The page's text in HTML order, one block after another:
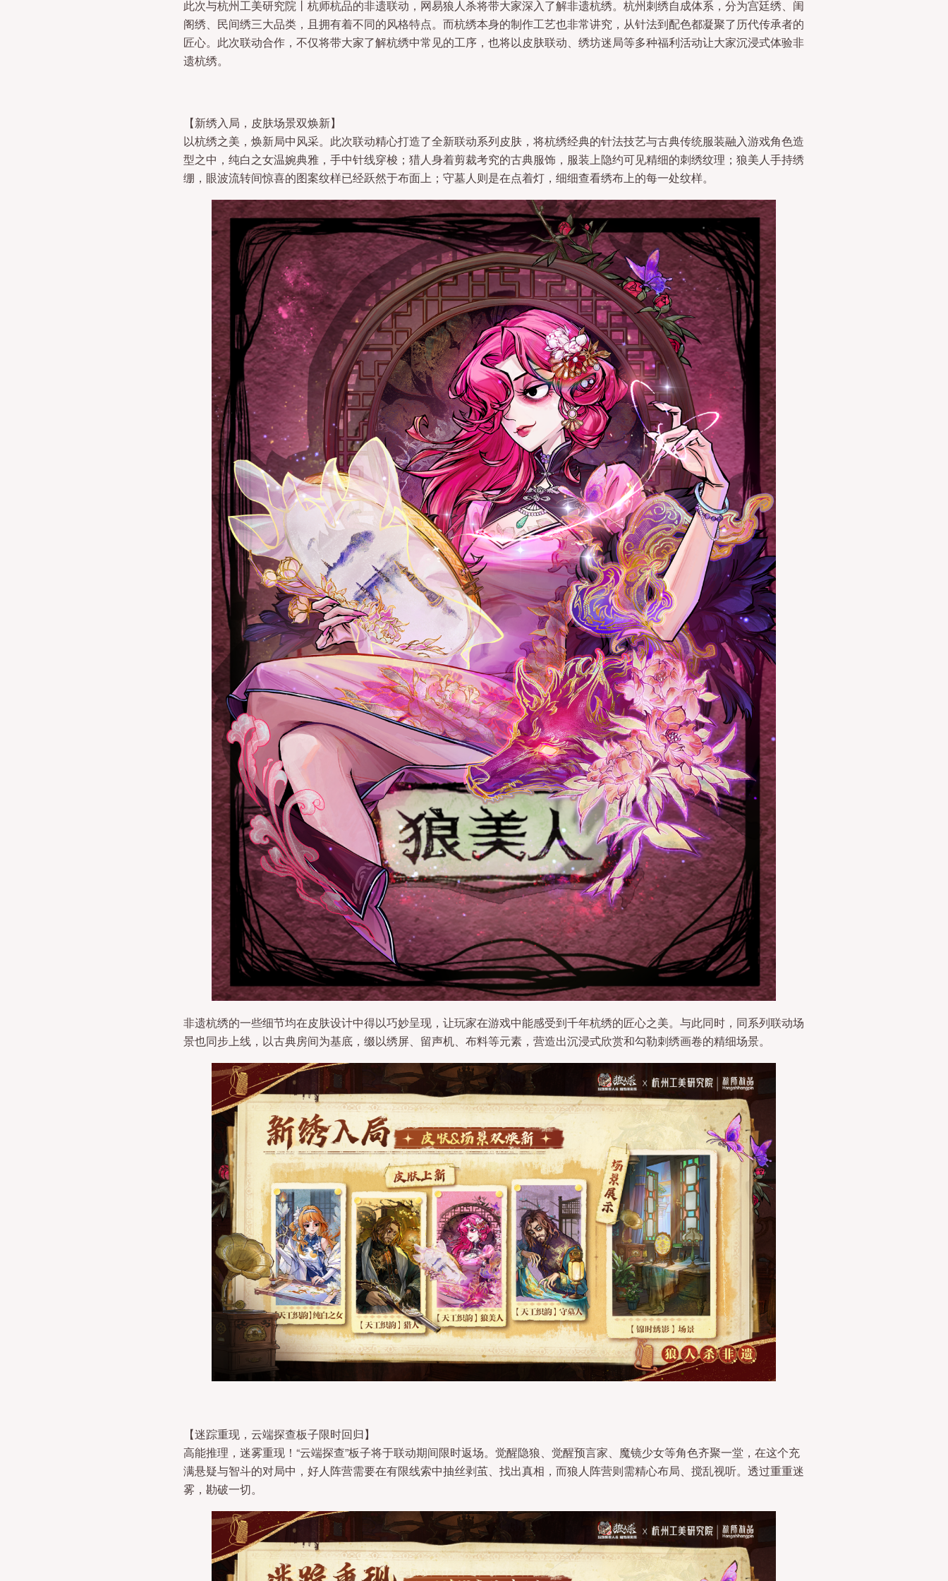
此次与杭州工美研究院丨杭师杭品的非遗联动，网易狼人杀将带大家深入了解非遗杭绣。杭州刺绣自成体系，分为宫廷绣、闺
阁绣、民间绣三大品类，且拥有着不同的风格特点。而杭绣本身的制作工艺也非常讲究，从针法到配色都凝聚了历代传承者的
匠心。此次联动合作，不仅将带大家了解杭绣中常见的工序，也将以皮肤联动、绣坊迷局等多种福利活动让大家沉浸式体验非
遗杭绣。
【新绣入局，皮肤场景双焕新】
以杭绣之美，焕新局中风采。此次联动精心打造了全新联动系列皮肤，将杭绣经典的针法技艺与古典传统服装融入游戏角色造
型之中，纯白之女温婉典雅，手中针线穿梭；猎人身着剪裁考究的古典服饰，服装上隐约可见精细的刺绣纹理；狼美人手持绣
绷，眼波流转间惊喜的图案纹样已经跃然于布面上；守墓人则是在点着灯，细细查看绣布上的每一处纹样。
非遗杭绣的一些细节均在皮肤设计中得以巧妙呈现，让玩家在游戏中能感受到千年杭绣的匠心之美。与此同时，同系列联动场
景也同步上线，以古典房间为基底，缀以绣屏、留声机、布料等元素，营造出沉浸式欣赏和勾勒刺绣画卷的精细场景。
【迷踪重现，云端探查板子限时回归】
高能推理，迷雾重现！“云端探查”板子将于联动期间限时返场。觉醒隐狼、觉醒预言家、魔镜少女等角色齐聚一堂，在这个充
满悬疑与智斗的对局中，好人阵营需要在有限线索中抽丝剥茧、找出真相，而狼人阵营则需精心布局、搅乱视听。透过重重迷
雾，勘破一切。